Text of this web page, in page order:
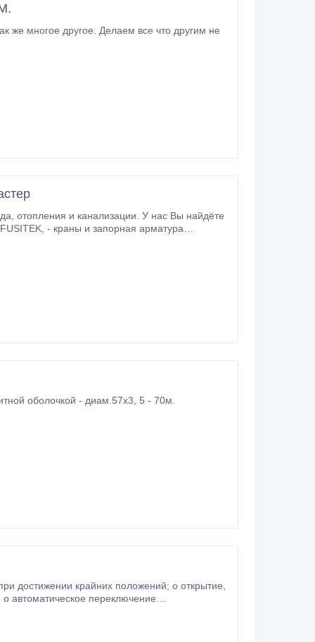
же многое другое. Делаем все что другим не
арматура
оболочкой - диам.57х3, 5 - 70м.
крайних положений; o открытие,